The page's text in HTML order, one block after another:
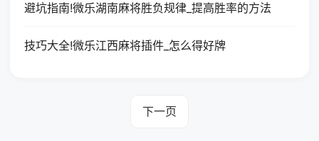
避坑指南!微乐湖南麻将胜负规律_提高胜率的方法
技巧大全!微乐江西麻将插件_怎么得好牌
下一页